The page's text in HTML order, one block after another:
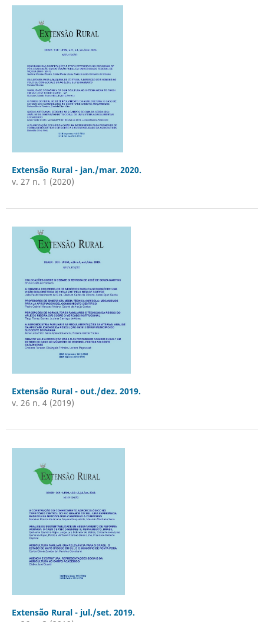
Extensão Rural - jan./mar. 2020.
v. 27 n. 1 (2020)
Extensão Rural - out./dez. 2019.
v. 26 n. 4 (2019)
Extensão Rural - jul./set. 2019.